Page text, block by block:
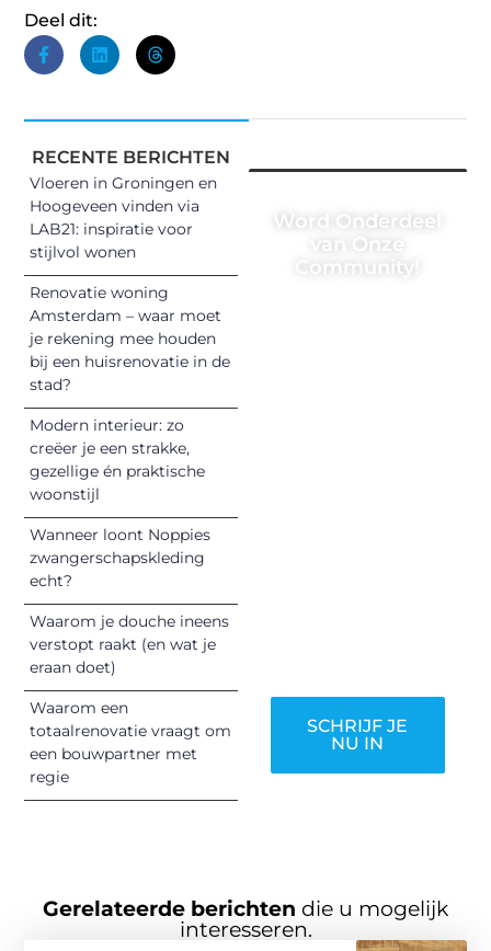
Deel dit:
RECENTE BERICHTEN
Vloeren in Groningen en
Hoogeveen vinden via
LAB21: inspiratie voor
stijlvol wonen
Renovatie woning
Amsterdam – waar moet
je rekening mee houden
bij een huisrenovatie in de
stad?
Modern interieur: zo
creëer je een strakke,
gezellige én praktische
woonstijl
Wanneer loont Noppies
zwangerschapskleding
echt?
Waarom je douche ineens
verstopt raakt (en wat je
eraan doet)
Waarom een
totaalrenovatie vraagt om
een bouwpartner met
regie
Word Onderdeel
van Onze
Community!
SCHRIJF JE
NU IN
Gerelateerde berichten die u mogelijk
interesseren.